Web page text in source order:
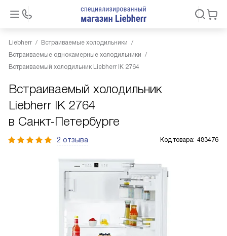
Liebherr
Встраиваемые холодильники
Встраиваемые однокамерные холодильники
Встраиваемый холодильник Liebherr IK 2764
Встраиваемый холодильник
Liebherr IK 2764
в Санкт-Петербурге
2 отзыва Код товара: 483476